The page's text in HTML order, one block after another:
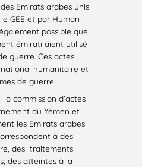
Emirats arabes unis
GEE et par Human
possible que
émirati aient utilisé
guerre. Ces actes
humanitaire et
de guerre.
la commission d’actes
du Yémen et
les Emirats arabes
à des
des traitements
des atteintes à la